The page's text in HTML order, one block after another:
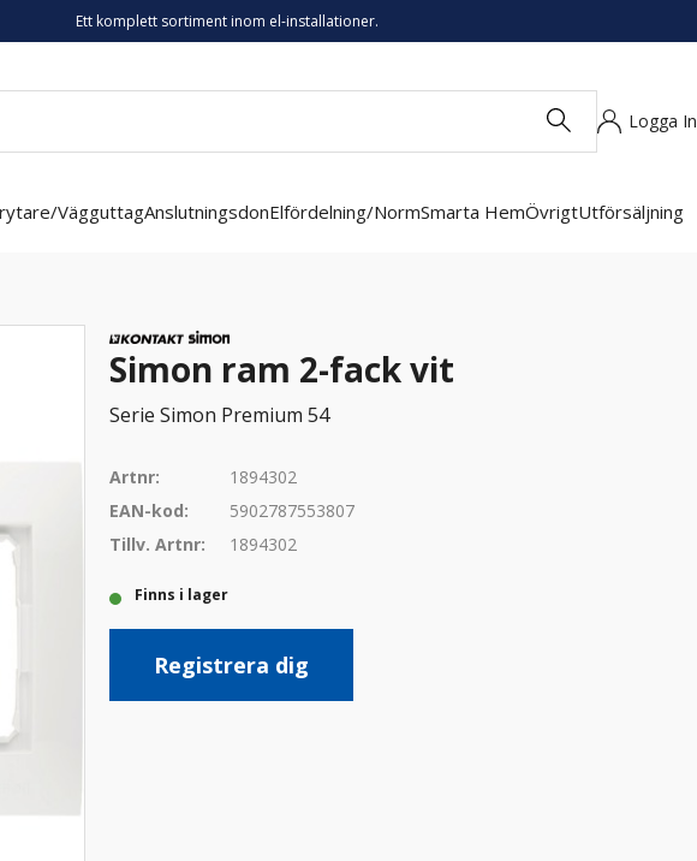
Ett komplett sortiment inom el-installationer.
Logga In
VägguttagAnslutningsdonElfördelning/NormSmarta HemÖvrigtUtförsäljning
Simon ram 2-fack vit
Serie Simon Premium 54
Artnr:
1894302
EAN-kod:
5902787553807
Tillv. Artnr:
1894302
Finns i lager
Registrera dig